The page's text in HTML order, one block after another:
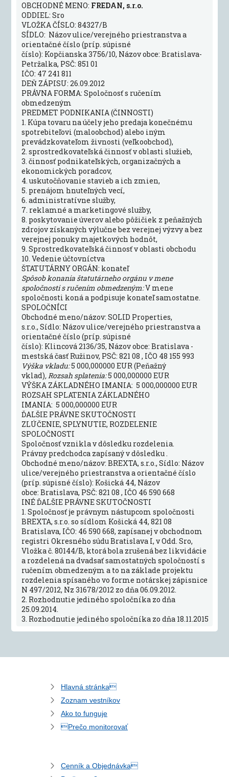
OBCHODNÉ MENO: FREDAN, s.r.o.
ODDIEL: Sro
VLOŽKA ČÍSLO: 84327/B
SÍDLO: Názov ulice/verejného priestranstva a
orientačné číslo (príp. súpisné
číslo): Kopčianska 3756/10, Názov obce: Bratislava-
Petržalka, PSČ: 851 01
IČO: 47 241 811
DEŇ ZÁPISU: 26.09.2012
PRÁVNA FORMA: Spoločnosť s ručením
obmedzeným
PREDMET PODNIKANIA (ČINNOSTI)
1. Kúpa tovaru na účely jeho predaja konečnému
spotrebiteľovi (maloobchod) alebo iným
prevádzkovateľom živnosti (veľkoobchod),
2. sprostredkovateľská činnosť v oblasti služieb,
3. činnosť podnikateľských, organizačných a
ekonomických poradcov,
4. uskutočňovanie stavieb a ich zmien,
5. prenájom hnuteľných vecí,
6. administratívne služby,
7. reklamné a marketingové služby,
8. poskytovanie úverov alebo pôžičiek z peňažných
zdrojov získaných výlučne bez verejnej výzvy a bez
verejnej ponuky majetkových hodnôt,
9. Sprostredkovateľská činnosť v oblasti obchodu
10. Vedenie účtovníctva
ŠTATUTÁRNY ORGÁN: konateľ
Spôsob konania štatutárneho orgánu v mene
spoločnosti s ručením obmedzeným:V mene
spoločnosti koná a podpisuje konateľ samostatne.
SPOLOČNÍCI
Obchodné meno/názov: SOLID Properties,
s.r.o., Sídlo: Názov ulice/verejného priestranstva a
orientačné číslo (príp. súpisné
číslo): Klincová 2136/35, Názov obce: Bratislava -
mestská časť Ružinov, PSČ: 821 08 , IČO 48 155 993
Výška vkladu:5 000,000000 EUR (Peňažný
vklad), Rozsah splatenia:5 000,000000 EUR
VÝŠKA ZÁKLADNÉHO IMANIA: 5 000,000000 EUR
ROZSAH SPLATENIA ZÁKLADNÉHO
IMANIA: 5 000,000000 EUR
ĎALŠIE PRÁVNE SKUTOČNOSTI
ZLÚČENIE, SPLYNUTIE, ROZDELENIE
SPOLOČNOSTI
Spoločnosť vznikla v dôsledku rozdelenia.
Právny predchodca zapísaný v dôsledku .
Obchodné meno/názov: BREXTA, s.r.o., Sídlo: Názov
ulice/verejného priestranstva a orientačné číslo
(príp. súpisné číslo): Košická 44, Názov
obce: Bratislava, PSČ: 821 08 , IČO 46 590 668
INÉ ĎALŠIE PRÁVNE SKUTOČNOSTI
1. Spoločnosť je právnym nástupcom spoločnosti
BREXTA, s.r.o. so sídlom Košická 44, 821 08
Bratislava, IČO: 46 590 668, zapísanej v obchodnom
registri Okresného súdu Bratislava I, v Odd. Sro,
Vložka č. 80144/B, ktorá bola zrušená bez likvidácie
a rozdelená na dvadsať samostatných spoločností s
ručením obmedzeným a to na základe projektu
rozdelenia spísaného vo forme notárskej zápisnice
N 497/2012, Nz 31678/2012 zo dňa 06.09.2012.
2. Rozhodnutie jediného spoločníka zo dňa
25.09.2014.
3. Rozhodnutie jediného spoločníka zo dňa 18.11.2015
Hlavná stránka
Zoznam vestníkov
Ako to funguje
Prečo monitorovať
Cenník a Objednávka